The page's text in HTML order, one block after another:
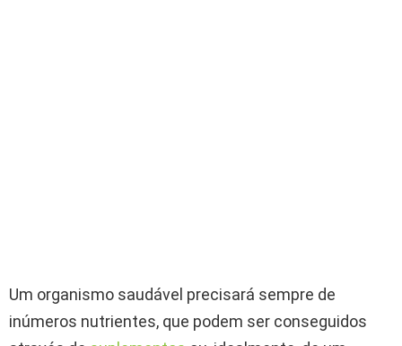
Um organismo saudável precisará sempre de
inúmeros nutrientes, que podem ser conseguidos